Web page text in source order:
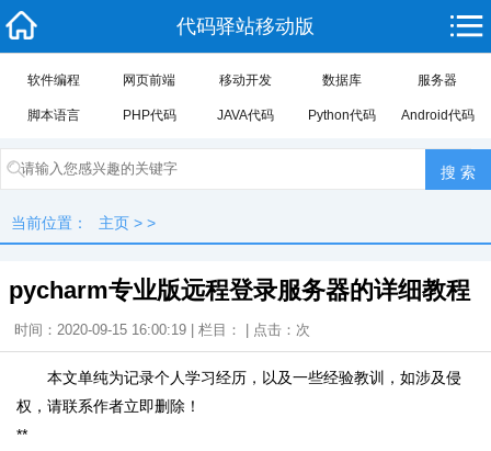
代码驿站移动版
软件编程 网页前端 移动开发 数据库 服务器
脚本语言 PHP代码 JAVA代码 Python代码 Android代码
当前位置： 主页 > >
pycharm专业版远程登录服务器的详细教程
时间：2020-09-15 16:00:19 | 栏目： | 点击： 次
本文单纯为记录个人学习经历，以及一些经验教训，如涉及侵
权，请联系作者立即删除！
**